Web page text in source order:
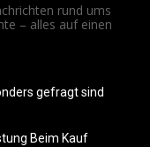
rund ums
– alles auf einen
gefragt sind
Beim Kauf